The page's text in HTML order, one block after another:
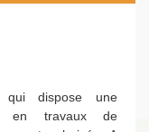
qui dispose une
en travaux de